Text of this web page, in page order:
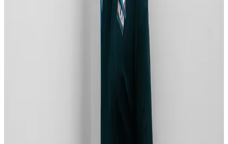
Henvisning til certificeret skimmelsanering